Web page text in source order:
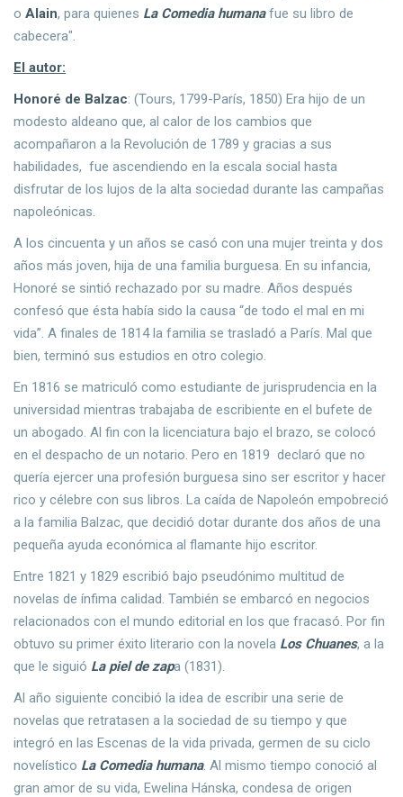
o Alain, para quienes La Comedia humanafue su libro de
cabecera".
El autor:
Honoré de Balzac: (Tours, 1799-París, 1850) Era hijo de un
modesto aldeano que, al calor de los cambios que
acompañaron a la Revolución de 1789 y gracias a sus
habilidades, fue ascendiendo en la escala social hasta
disfrutar de los lujos de la alta sociedad durante las campañas
napoleónicas.
A los cincuenta y un años se casó con una mujer treinta y dos
años más joven, hija de una familia burguesa. En su infancia,
Honoré se sintió rechazado por su madre. Años después
confesó que ésta había sido la causa “de todo el mal en mi
vida”. A finales de 1814 la familia se trasladó a París. Mal que
bien, terminó sus estudios en otro colegio.
En 1816 se matriculó como estudiante de jurisprudencia en la
universidad mientras trabajaba de escribiente en el bufete de
un abogado. Al fin con la licenciatura bajo el brazo, se colocó
en el despacho de un notario. Pero en 1819 declaró que no
quería ejercer una profesión burguesa sino ser escritor y hacer
rico y célebre con sus libros. La caída de Napoleón empobreció
a la familia Balzac, que decidió dotar durante dos años de una
pequeña ayuda económica al flamante hijo escritor.
Entre 1821 y 1829 escribió bajo pseudónimo multitud de
novelas de ínfima calidad. También se embarcó en negocios
relacionados con el mundo editorial en los que fracasó. Por fin
obtuvo su primer éxito literario con la novela Los Chuanes, a la
que le siguió La piel de zapa (1831).
Al año siguiente concibió la idea de escribir una serie de
novelas que retratasen a la sociedad de su tiempo y que
integró en las Escenas de la vida privada, germen de su ciclo
novelístico La Comedia humana. Al mismo tiempo conoció al
gran amor de su vida, Ewelina Hánska, condesa de origen